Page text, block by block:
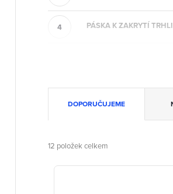
PÁSKA K ZAKRYTÍ
a
z
DOPORUČUJEME
12 položek celkem
V